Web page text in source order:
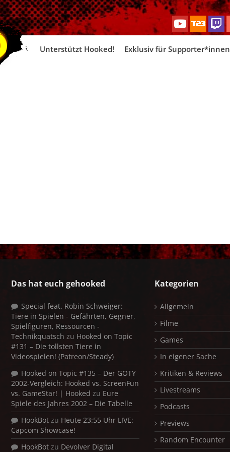
Skip
Unterstützt Hooked! Exklusiv für Supporter*innen
Das hat euch gehooked
Special feat. Robin Schweiger:
Tiere in Spielen - Gefährten, Gegner,
Spielfiguren, Ressourcen -
Technikquatsch zu Hooked on Topic
#131 – Die tollsten Tiere in
Videospielen! (Patreon/Steady)
Hooked on Topic #135 – Der GOTY
2002-Vergleich: Hooked vs. ScreenFun
vs. GameStar! | Hooked zu Eure
Spiele des Jahres 2002 – Die Tabelle
HookBot zu Heute 23:55 Uhr LIVE:
Capcom Showcase!
HookBot zu Devolver Digital
Kategorien
Allgemein
Filme
Games
In eigener Sache
Kritiken & Reviews
Livestreams
Podcasts
Previews
Random Encounter